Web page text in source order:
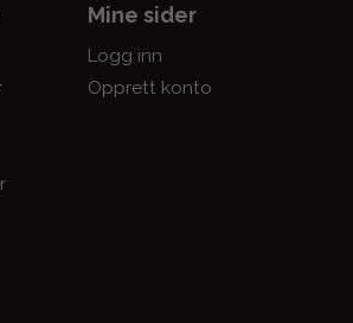
Mine sider
Logg inn
Opprett konto